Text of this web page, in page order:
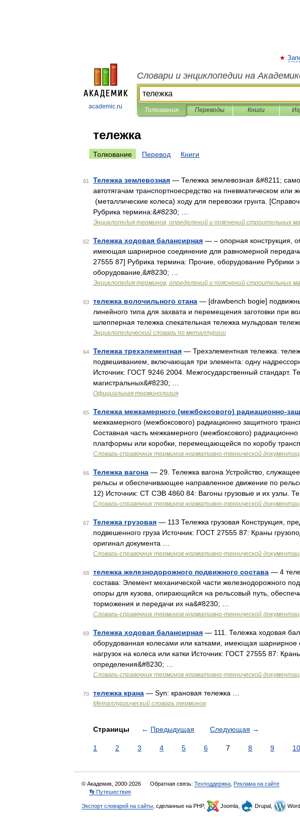
academic.ru
Словари и энциклопедии на
Толкования Переводы Книги
тележка
Толкование Перевод Книги
61 Тележка землевозная — Тележка землевозная &#8211;
автотягачам транспортноесредство на пневматическом или
(металлические колеса) ходу для перевозки грунта.
Рубрика термина:&#8230; …
Энциклопедия терминов, определений и пояснений строительных
62 Тележка ходовая балансирная — – опорная конструкция,
имеющая шарнирное соединение для равномерной
27555 87] Рубрика термина: Прочие, оборудование Рубрики
оборудование,&#8230; …
Энциклопедия терминов, определений и пояснений строительных
63 тележка волочильного стана — [drawbench bogie]
линейного типа для захвата и перемещения заготовки при
шлепперная тележка спекательная тележка мульдовая
Энциклопедический словарь по металлургии
64 Тележка трехэлементная — Трехэлементная тележка:
подвешиванием, включающая три элемента: одну
Источник: ГОСТ 9246 2004. Межгосударственный стандарт.
магистральных&#8230; …
Официальная терминология
65 Тележка межкамерного (межбоксового) радиационно-
межкамерного (межбоксового) радиационно защитного
Составная часть межкамерного (межбоксового)
платформы или коробки, перемещающейся по коробу
Словарь-справочник терминов нормативно-технической
66 Тележка вагона — 29. Тележка вагона Устройство,
рельсы и обеспечивающее направленное движение по
12) Источник: СТ СЭВ 4860 84: Вагоны грузовые и их узлы.
Словарь-справочник терминов нормативно-технической
67 Тележка грузовая — 113 Тележка грузовая Конструкция,
подвешенного груза Источник: ГОСТ 27555 87: Краны
оригинал документа …
Словарь-справочник терминов нормативно-технической
68 тележка железнодорожного подвижного состава — 4
состава: Элемент механической части железнодорожного
опоры для кузова, опирающийся на рельсовый путь,
торможения и передачи их на&#8230; …
Словарь-справочник терминов нормативно-технической
69 Тележка ходовая балансирная — 111. Тележка ходовая
оборудованная колесами или катками, имеющая шарнирное
нагрузок на колеса или катки Источник: ГОСТ 27555 87:
определения&#8230; …
Словарь-справочник терминов нормативно-технической
70 тележка крана — Syn: крановая тележка …
Металлургический словарь терминов
Страницы ← Предыдущая Следующая →
1 2 3 4 5 6 7 8 9 10
© Академик, 2000-2026 Обратная связь: Техподдержка Реклама на сайте
👣 Путешествия
Экспорт словарей на сайты , сделанные на PHP, Joomla, Drupal,